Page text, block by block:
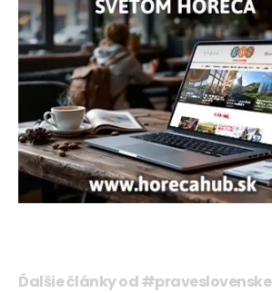
Ďalšie články od #praveslovenske